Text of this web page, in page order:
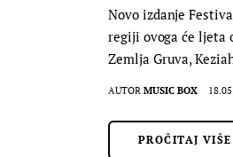
Novo izdanje
regiji ovoga će ljeta
Zemlja Gruva,
AUTOR MUSIC BOX
PROČITAJ VIŠE